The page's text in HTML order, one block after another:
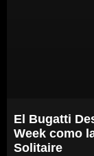
El Bugatti
Week como
Solitaire